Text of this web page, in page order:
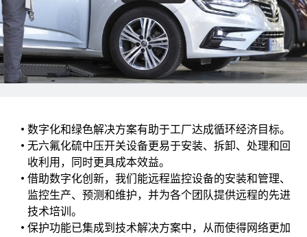
数字化和绿色解决方案有助于工厂达成循环经济目标。
无六氟化硫中压开关设备更易于安装、拆卸、处理和回
收利用，同时更具成本效益。
借助数字化创新，我们能远程监控设备的安装和管理、
监控生产、预测和维护，并为各个团队提供远程的先进
技术培训。
保护功能已集成到技术解决方案中，从而使得网络更加